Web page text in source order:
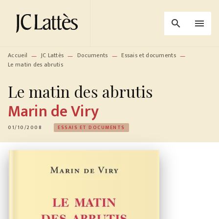
MENU RECHERCHE
PIED DE PAGE
search menu
Accueil — JC Lattès — Documents — Essais et documents —
Le matin des abrutis
Le matin des abrutis
Marin de Viry
01/10/2008 ESSAIS ET DOCUMENTS